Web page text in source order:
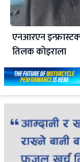
एनआरएन
तिलक कोइराला